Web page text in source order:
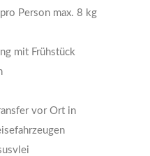
Person max. 8 kg
mit Frühstück
vor Ort in